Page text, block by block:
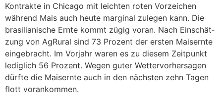
Kontrakte in Chicago mit leichten roten Vorzei­chen
während Mais auch heute marginal zulegen kann. Die
brasi­lia­ni­sche Ernte kommt zügig voran. Nach Einschät­
zung von AgRural sind 73 Prozent der ersten Mais­ernte
einge­bracht. Im Vorjahr waren es zu diesem Zeit­punkt
ledig­lich 56 Prozent. Wegen guter Wetter­vor­her­sagen
dürfte die Mais­ernte auch in den nächsten zehn Tagen
flott voran­kommen.